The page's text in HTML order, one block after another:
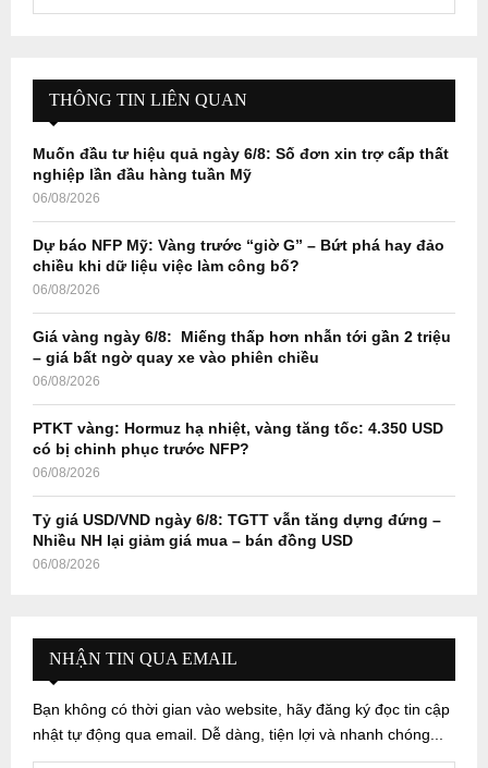
f
r
E
A
H
THÔNG TIN LIÊN QUAN
Muốn đầu tư hiệu quả ngày 6/8: Số đơn xin trợ cấp thất
nghiệp lần đầu hàng tuần Mỹ
06/08/2026
Dự báo NFP Mỹ: Vàng trước “giờ G” – Bứt phá hay đảo
chiều khi dữ liệu việc làm công bố?
06/08/2026
Giá vàng ngày 6/8: Miếng thấp hơn nhẫn tới gần 2 triệu
– giá bất ngờ quay xe vào phiên chiều
06/08/2026
PTKT vàng: Hormuz hạ nhiệt, vàng tăng tốc: 4.350 USD
có bị chinh phục trước NFP?
06/08/2026
Tỷ giá USD/VND ngày 6/8: TGTT vẫn tăng dựng đứng –
Nhiều NH lại giảm giá mua – bán đồng USD
06/08/2026
NHẬN TIN QUA EMAIL
Bạn không có thời gian vào website, hãy đăng ký đọc tin cập
nhật tự động qua email. Dễ dàng, tiện lợi và nhanh chóng...